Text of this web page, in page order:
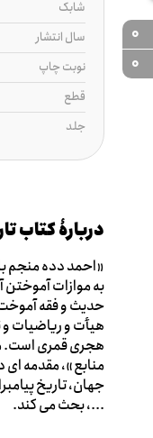
0
0
شابک
سال انتشار
نوبت چاپ
قطع
جلد
دربارۀ کتاب
به موازات
حدیث و فقه
هجری قمری است.
منابع»، مقدمه ای
جهان، تاریخ
...، بحث می کند.